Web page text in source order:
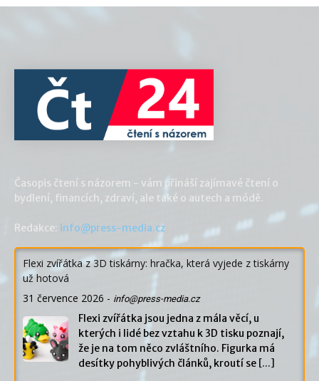
Časopis čtení s názorem - vám přináší zajímavé čtení o
bydlení, financích, zdraví, ale také o autech a módě.
Redakce: info@press-media.cz
Flexi zvířátka z 3D tiskárny: hračka, která vyjede z tiskárny
už hotová
31 července 2026 - info@press-media.cz
Flexi zvířátka jsou jedna z mála věcí, u
kterých i lidé bez vztahu k 3D tisku poznají,
že je na tom něco zvláštního. Figurka má
desítky pohyblivých článků, kroutí se [...]